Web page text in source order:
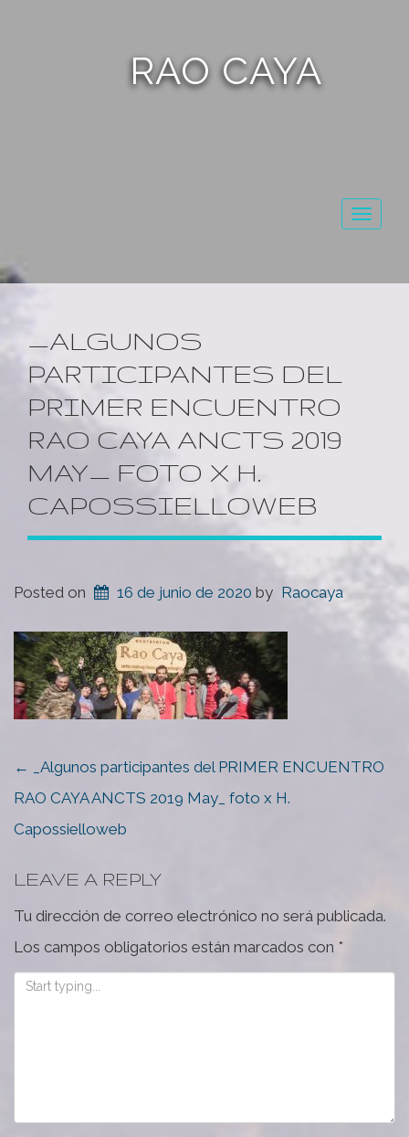
RAO CAYA
_ALGUNOS
PARTICIPANTES DEL
PRIMER ENCUENTRO
RAO CAYA ANCTS 2019
MAY_ FOTO X H.
CAPOSSIELLOWEB
Posted on 16 de junio de 2020 by Raocaya
POST
NAVIGATION
←
_Algunos participantes del PRIMER ENCUENTRO
RAO CAYA ANCTS 2019 May_ foto x H.
Capossielloweb
LEAVE A REPLY
Tu dirección de correo electrónico no será publicada.
Los campos obligatorios están marcados con *